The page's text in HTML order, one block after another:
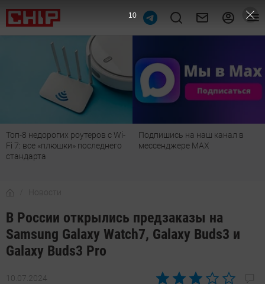
Топ-8 недорогих роутеров с Wi-
Fi 7: все «плюшки» последнего
стандарта
Подпишись на наш канал в
мессенджере МАХ
Новости
В России открылись предзаказы на
Samsung Galaxy Watch7, Galaxy Buds3 и
Galaxy Buds3 Pro
10.07.2024
9